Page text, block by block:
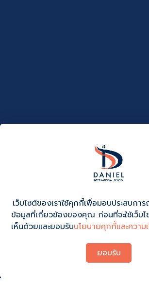
เว็บไซต์ของเราใช้คุกกี้เพื่อมอบประสบกา
ข้อมูลที่เกี่ยวข้องของคุณ ก่อนที่จะใช้เว็บ
เห็นด้วยและยอมรับนโยบายคุกกี้และความ
ยอมรับ